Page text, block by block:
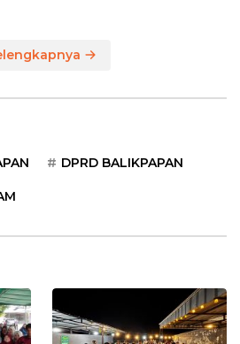
DPRD BALIKPAPAN